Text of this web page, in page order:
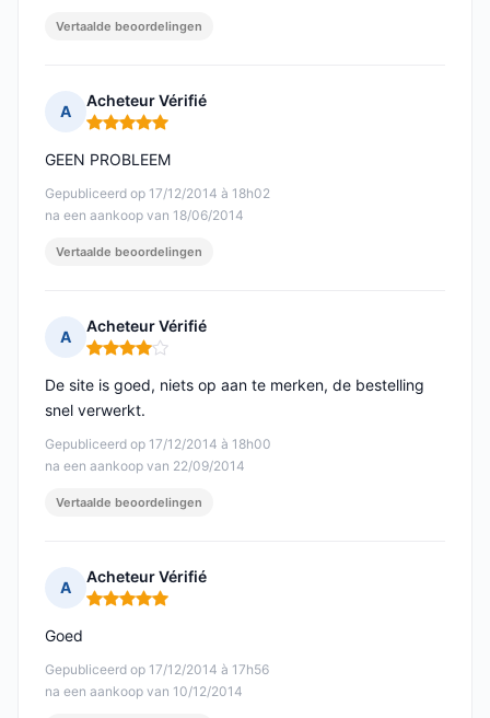
Vertaalde beoordelingen
A
Acheteur Vérifié
Opmerking: 5 van 5
Gepubliceerd op 17/12/2014 à 18h02
na een aankoop van 18/06/2014
GEEN PROBLEEM
Vertaalde beoordelingen
A
Acheteur Vérifié
Opmerking: 4 van 5
Gepubliceerd op 17/12/2014 à 18h00
na een aankoop van 22/09/2014
De site is goed, niets op aan te merken, de bestelling
snel verwerkt.
Vertaalde beoordelingen
A
Acheteur Vérifié
Opmerking: 5 van 5
Gepubliceerd op 17/12/2014 à 17h56
na een aankoop van 10/12/2014
Goed